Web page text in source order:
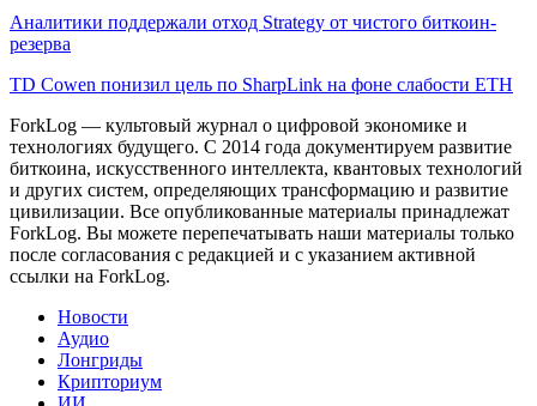
Аналитики поддержали отход Strategy от чистого биткоин-
резерва
TD Cowen понизил цель по SharpLink на фоне слабости ETH
ForkLog — культовый журнал о цифровой экономике и
технологиях будущего. С 2014 года документируем развитие
биткоина, искусственного интеллекта, квантовых технологий
и других систем, определяющих трансформацию и развитие
цивилизации. Все опубликованные материалы принадлежат
ForkLog. Вы можете перепечатывать наши материалы только
после согласования с редакцией и с указанием активной
ссылки на ForkLog.
Новости
Аудио
Лонгриды
Крипториум